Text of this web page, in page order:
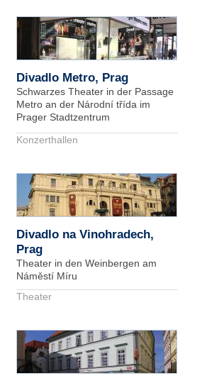
Divadlo Metro, Prag
Schwarzes Theater in der Passage
Metro an der Národní třída im
Prager Stadtzentrum
Konzerthallen
Divadlo na Vinohradech,
Prag
Theater in den Weinbergen am
Náměstí Míru
Theater